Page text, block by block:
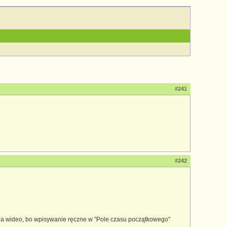
#241
#242
wideo, bo wpisywanie ręczne w "Pole czasu początkowego"